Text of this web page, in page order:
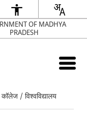
OF MADHYA
PRADESH
कॉलेज / विश्वविद्यालय